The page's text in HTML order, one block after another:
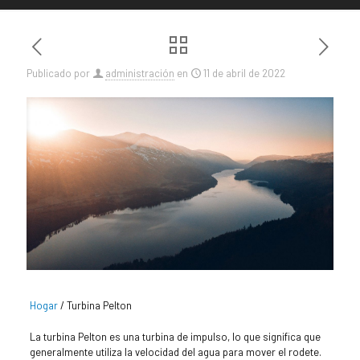
Publicado por administración en 11 de abril de 2022
Hogar/Turbina Pelton
La turbina Pelton es una turbina de impulso, lo que significa que
generalmente utiliza la velocidad del agua para mover el rodete.